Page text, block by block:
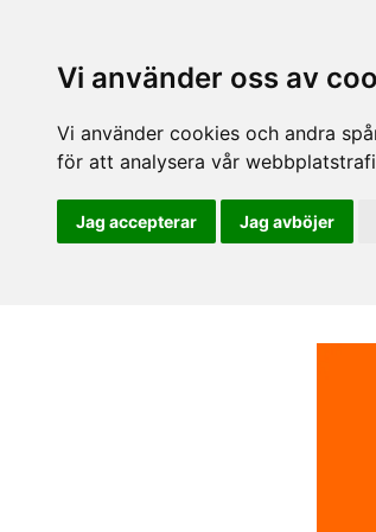
Vi använder oss av
Vi använder cookies och andra
för att analysera vår
Jag accepterar Jag avböjer